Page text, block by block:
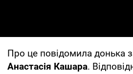
Про це повідомила донька
Анастасія Кашара.